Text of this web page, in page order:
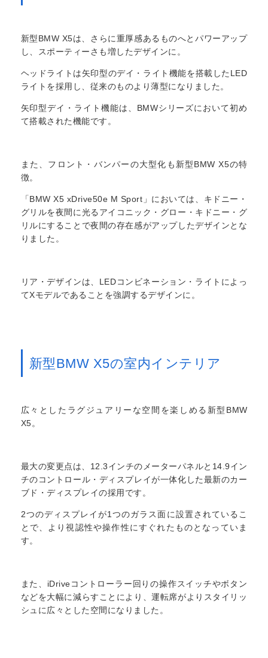
新型BMW X5は、さらに重厚感あるものへとパワーアップ
し、スポーティーさも増したデザインに。
ヘッドライトは矢印型のデイ・ライト機能を搭載したLED
ライトを採用し、従来のものより薄型になりました。
矢印型デイ・ライト機能は、BMWシリーズにおいて初め
て搭載された機能です。
また、フロント・バンパーの大型化も新型BMW X5の特
徴。
「BMW X5 xDrive50e M Sport」においては、キドニー・
グリルを夜間に光るアイコニック・グロー・キドニー・グ
リルにすることで夜間の存在感がアップしたデザインとな
りました。
リア・デザインは、LEDコンビネーション・ライトによっ
てXモデルであることを強調するデザインに。
新型BMW X5の室内インテリア
広々としたラグジュアリーな空間を楽しめる新型BMW
X5。
最大の変更点は、12.3インチのメーターパネルと14.9イン
チのコントロール・ディスプレイが一体化した最新のカー
ブド・ディスプレイの採用です。
2つのディスプレイが1つのガラス面に設置されているこ
とで、より視認性や操作性にすぐれたものとなっていま
す。
また、iDriveコントローラー回りの操作スイッチやボタン
などを大幅に減らすことにより、運転席がよりスタイリッ
シュに広々とした空間になりました。